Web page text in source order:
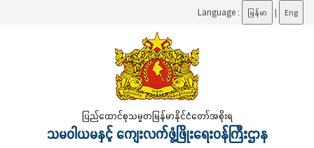
Language : မြန်မာ | Eng
ပြည်ထောင်စုသမ္မတမြန်မာနိုင်ငံတော်အစိုးရ
သမဝါယမနှင့် ကျေးလက်ဖွံ့ဖြိုးရေးဝန်ကြီးဌာန